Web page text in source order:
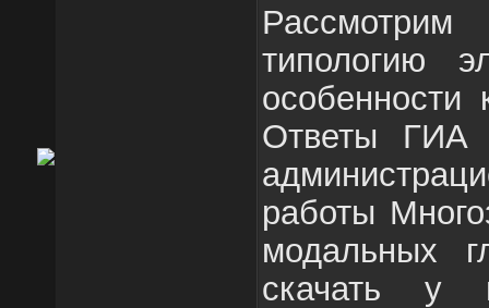
типологию
особенности
Ответы ГИА
работы
модальных
скачать у